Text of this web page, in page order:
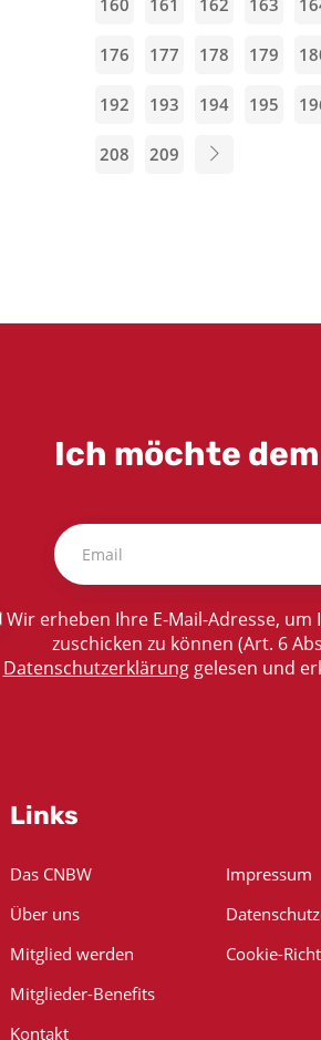
160 161 162 163
176 177 178 179
192 193 194 195
208 209
Ich möchte
Wir erheben Ihre E-Mail-Adresse,
zuschicken zu können (Art. 6
Datenschutzerklärunggelesen und
Links
Das CNBW
Über uns
Mitglied werden
Mitglieder-Benefits
Kontakt
Impressum
Cookie-